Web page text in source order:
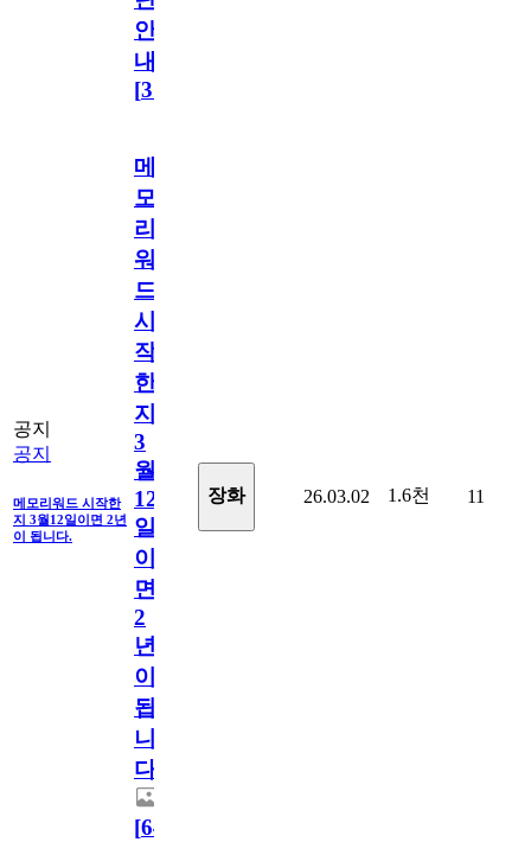
안
내
[31
공지
공지
메모리워드 시작한
지 3월12일이면 2년
이 됩니다.
메
모
리
워
드
시
작
한
지
3
월
12
일
이
면
2
년
이
됩
니
다.
[64
장화 26.03.02 1.6천 11